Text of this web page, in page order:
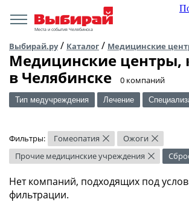
Места и события Челябинска
Выбирай.ру/ Каталог / Медицинские
Медицинские центры,
в Челябинске
​0 компаний
Тип медучреждения Лечение
Фильтры: Гомеопатия × Ожоги ×
Прочие медицинские учреждения ×
Нет компаний, подходящих под
фильтрации.